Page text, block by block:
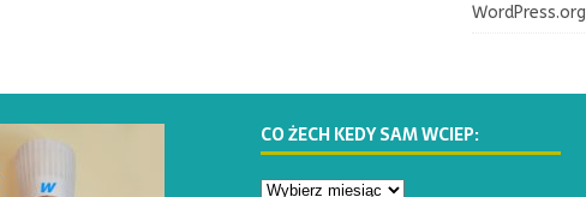
WordPress.org
CO ŻECH KEDY SAM WCIEP: